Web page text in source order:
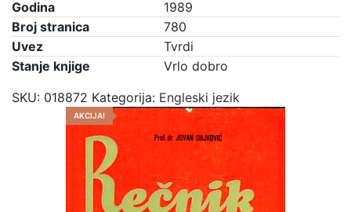
antonima
količina
Godina
1989
Broj stranica
780
Uvez
Tvrdi
Stanje knjige
Vrlo dobro
SKU: 018872 Kategorija: Engleski jezik
AKCIJA!